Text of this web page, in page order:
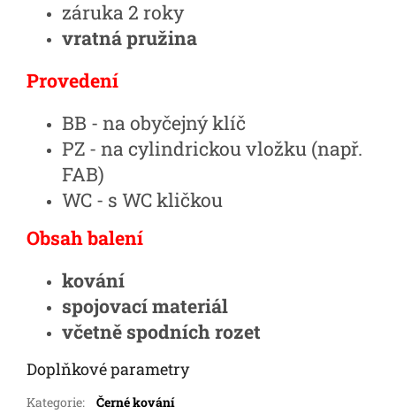
záruka 2 roky
vratná pružina
Provedení
BB - na obyčejný klíč
PZ - na cylindrickou vložku (např.
FAB)
WC - s WC kličkou
Obsah balení
kování
spojovací materiál
včetně spodních rozet
Doplňkové parametry
Kategorie:
Černé kování